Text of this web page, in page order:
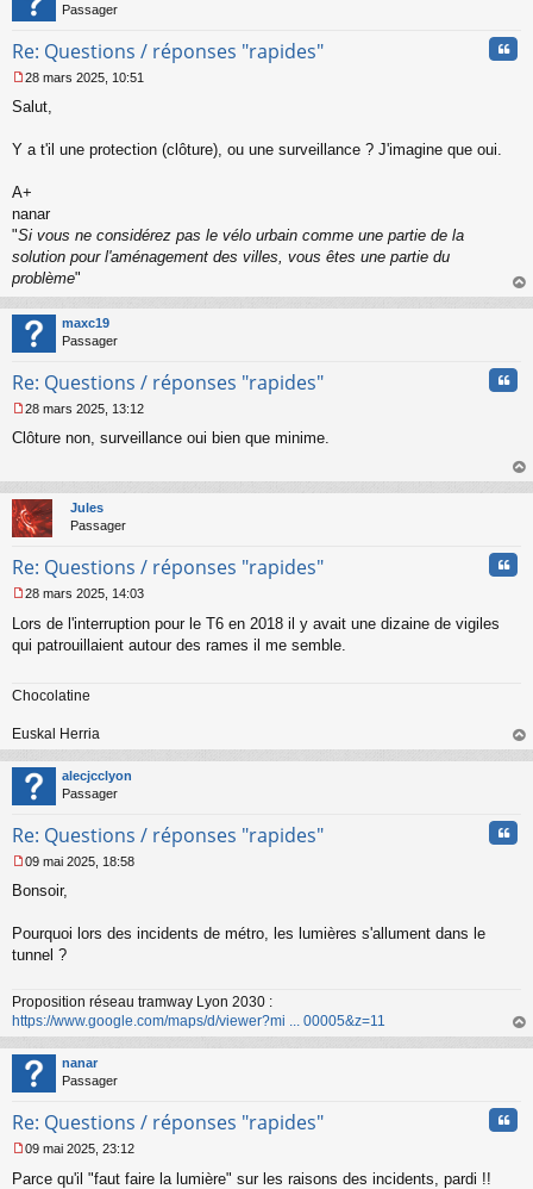
Passager
Re: Questions / réponses "rapides"
e
s
e
n
o
n
u
28 mars 2025, 10:51
Salut,
Y a t'il une protection (clôture), ou une surveillance ? J'imagine que oui.
A+
nanar
"Si vous ne considérez pas le vélo urbain comme une partie de la
solution pour l'aménagement des villes, vous êtes une partie du
problème"
au
maxc19
Passager
Re: Questions / réponses "rapides"
e
a
g
e
o
l
u
28 mars 2025, 13:12
Clôture non, surveillance oui bien que minime.
au
Jules
Passager
Re: Questions / réponses "rapides"
e
s
g
n
o
n
l
u
28 mars 2025, 14:03
Lors de l'interruption pour le T6 en 2018 il y avait une dizaine de vigiles
qui patrouillaient autour des rames il me semble.
Chocolatine
Euskal Herria
au
alecjcclyon
Passager
Re: Questions / réponses "rapides"
e
s
g
n
o
n
l
u
09 mai 2025, 18:58
Bonsoir,
Pourquoi lors des incidents de métro, les lumières s'allument dans le
tunnel ?
Proposition réseau tramway Lyon 2030 :
https://www.google.com/maps/d/viewer?mi ... 00005&z=11
au
nanar
Passager
Re: Questions / réponses "rapides"
e
09 mai 2025, 23:12
Parce qu'il "faut faire la lumière" sur les raisons des incidents, pardi !!